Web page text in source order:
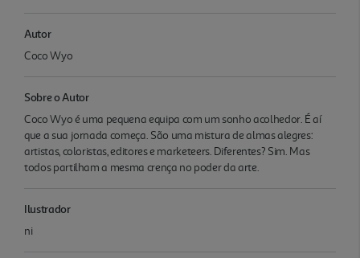
Autor
Coco Wyo
Sobre o Autor
Coco Wyo é uma pequena equipa com um sonho acolhedor. É aí
que a sua jornada começa. São uma mistura de almas alegres:
artistas, coloristas, editores e marketeers. Diferentes? Sim. Mas
todos partilham a mesma crença no poder da arte.
Ilustrador
ni